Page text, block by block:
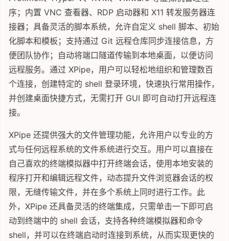
序；内置 VNC 查看器、RDP 启动器和 X11 转发服务器连
接器；具备灵活的脚本系统，允许自定义 shell 脚本、初始
化脚本和模板；支持通过 Git 远程仓库同步连接信息，方
便团队协作；自动将端口隧道传输到本地桌面，以便访问
远程服务。通过 XPipe，用户可以轻松地组织和管理数百
个连接，创建特定的 shell 登录环境，快速执行常用操作，
并创建桌面快捷方式，无需打开 GUI 即可自动打开远程连
接。
XPipe 还提供强大的文件管理功能，允许用户以专业的方
式与任何远程系统的文件系统进行交互。用户可以直接在
自己喜欢的终端模拟器中打开终端会话，使用本地安装的
程序打开和编辑远程文件，动态提升文件浏览器会话的权
限，无缝传输文件，并在多个系统上同时进行工作。此
外，XPipe 还具备灵活的终端集成，只需单击一下即可启
动到终端中的 shell 会话，支持各种终端模拟器和命令
shell，并可以在终端启动时连接到系统，从而实现更快的